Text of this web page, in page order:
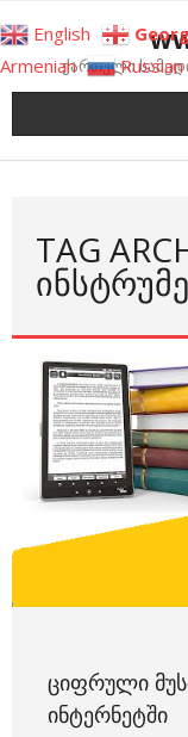
to
contentქართული
TAG
ᲪᲘᲤᲠᲣᲚᲘ
ᲘᲜᲢᲔᲠᲜᲔᲢᲨᲘ
English
Armenian
Russian